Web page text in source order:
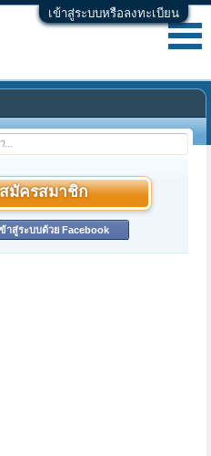
เข้าสู่ระบบหรือลงทะเบียน
มัครสมาชิก
ข้าสู่ระบบด้วย Facebook